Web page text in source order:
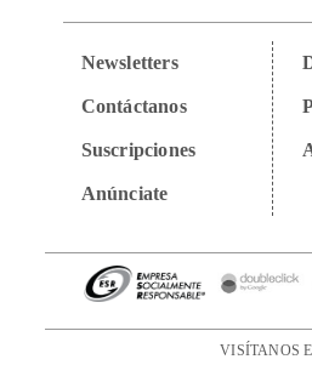
Newsletters
Contáctanos
Suscripciones
Anúnciate
VISÍTANOS